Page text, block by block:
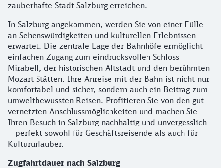
zauberhafte Stadt Salzburg erreichen.
In Salzburg angekommen, werden Sie von einer Fülle
an Sehenswürdigkeiten und kulturellen Erlebnissen
erwartet. Die zentrale Lage der Bahnhöfe ermöglicht
einfachen Zugang zum eindrucksvollen Schloss
Mirabell, der historischen Altstadt und den berühmten
Mozart-Stätten. Ihre Anreise mit der Bahn ist nicht nur
komfortabel und sicher, sondern auch ein Beitrag zum
umweltbewussten Reisen. Profitieren Sie von den gut
vernetzten Anschlussmöglichkeiten und machen Sie
Ihren Besuch in Salzburg nachhaltig und unvergesslich
– perfekt sowohl für Geschäftsreisende als auch für
Kultururlauber.
Zugfahrtdauer nach Salzburg